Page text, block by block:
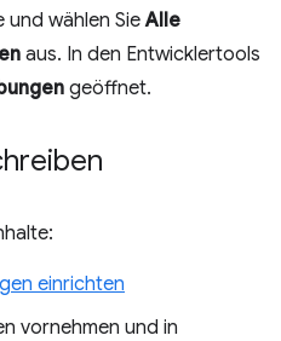
und wählen SieAlle
aus. In den Entwicklertools
geöffnet.
einrichten
vornehmen und in